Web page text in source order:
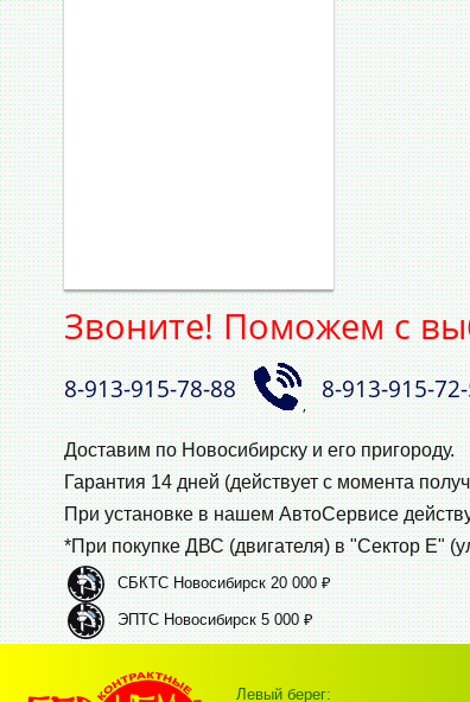
Звоните! Поможем с
8‑913‑915‑78‑88
,
Доставим по Новосибирску и его пригороду.
Гарантия 14 дней (действует с момента
При установке в нашем АвтоСервисе
*При покупке ДВС (двигателя) в "Сектор Е"
СБКТС Новосибирск 20 000 ₽
ЭПТС Новосибирск 5 000 ₽
Левый берег: